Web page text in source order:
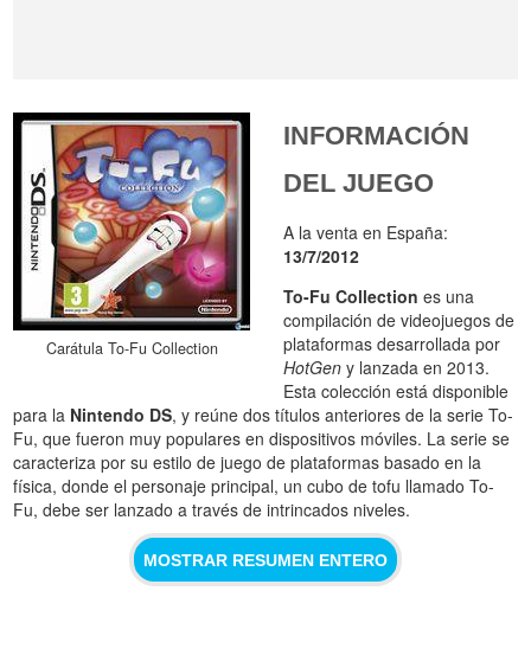
Carátula To-Fu Collection
INFORMACIÓN
DEL JUEGO
A la venta en España:
13/7/2012
To-Fu Collection es una
compilación de videojuegos de
plataformas desarrollada por
HotGen y lanzada en 2013.
Esta colección está disponible
para la Nintendo DS, y reúne dos títulos anteriores de la serie To-
Fu, que fueron muy populares en dispositivos móviles. La serie se
caracteriza por su estilo de juego de plataformas basado en la
física, donde el personaje principal, un cubo de tofu llamado To-
Fu, debe ser lanzado a través de intrincados niveles.
MOSTRAR RESUMEN ENTERO